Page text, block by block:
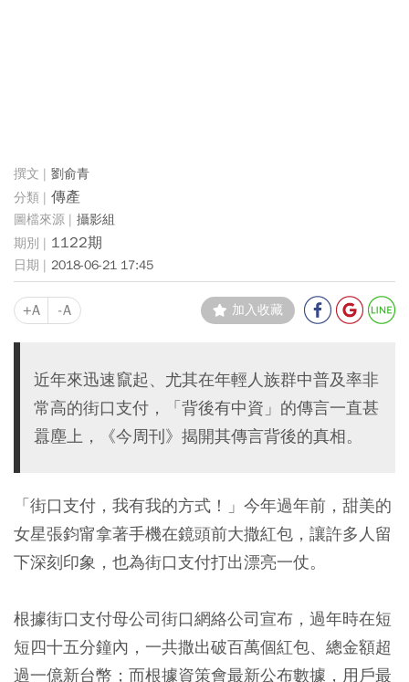
劉俞青
傳產
攝影組
1122期
2018-06-21 17:45
+A -A 加入收藏
近年來迅速竄起、尤其在年輕人族群中普及率非
常高的街口支付，「背後有中資」的傳言一直甚
囂塵上，《今周刊》揭開其傳言背後的真相。
「街口支付，我有我的方式！」今年過年前，甜美的
女星張鈞甯拿著手機在鏡頭前大撒紅包，讓許多人留
下深刻印象，也為街口支付打出漂亮一仗。
根據街口支付母公司街口網絡公司宣布，過年時在短
短四十五分鐘內，一共撒出破百萬個紅包、總金額超
過一億新台幣；而根據資策會最新公布數據，用戶最